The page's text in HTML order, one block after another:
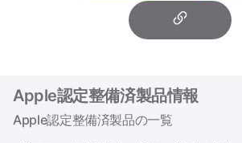
Apple認定整備済製品情報
Apple認定整備済製品の一覧